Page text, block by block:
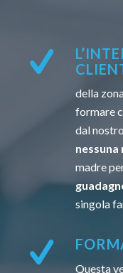
della
formare
dal
madre
singola
Questa